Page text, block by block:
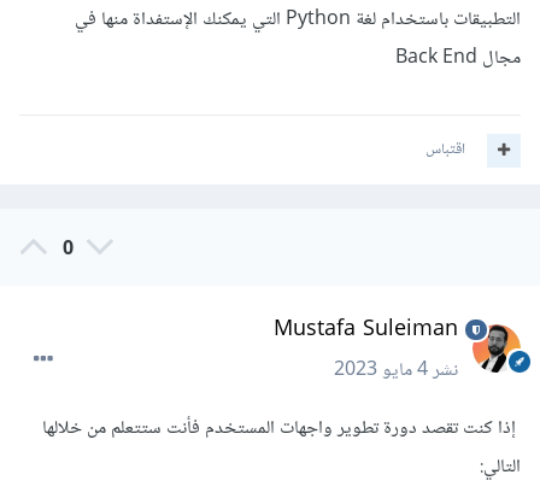
التطبيقات باستخدام لغة Python التي يمكنك الإستفداة منها في
مجال Back End
اقتباس
0
Mustafa Suleiman
نشر4 مايو 2023
إذا كنت تقصد دورة تطوير واجهات المستخدم فأنت ستتعلم من خلالها
التالي: